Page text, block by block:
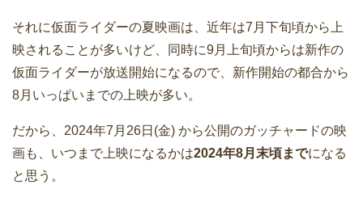
それに仮面ライダーの夏映画は、近年は7月下旬頃から上
映されることが多いけど、同時に9月上旬頃からは新作の
仮面ライダーが放送開始になるので、新作開始の都合から
8月いっぱいまでの上映が多い。
だから、2024年7月26日(金) から公開のガッチャードの映
画も、いつまで上映になるかは2024年8月末頃までになる
と思う。